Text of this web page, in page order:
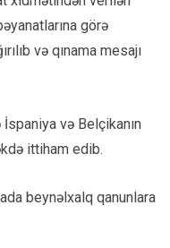
görə
və qınama mesajı
və Belçikanın
ittiham edib.
beynəlxalq qanunlara